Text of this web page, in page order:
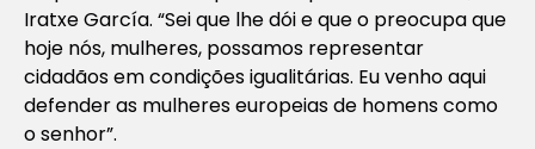
Iratxe García. “Sei que lhe dói e que o preocupa que
hoje nós, mulheres, possamos representar
cidadãos em condições igualitárias. Eu venho aqui
defender as mulheres europeias de homens como
o senhor”.